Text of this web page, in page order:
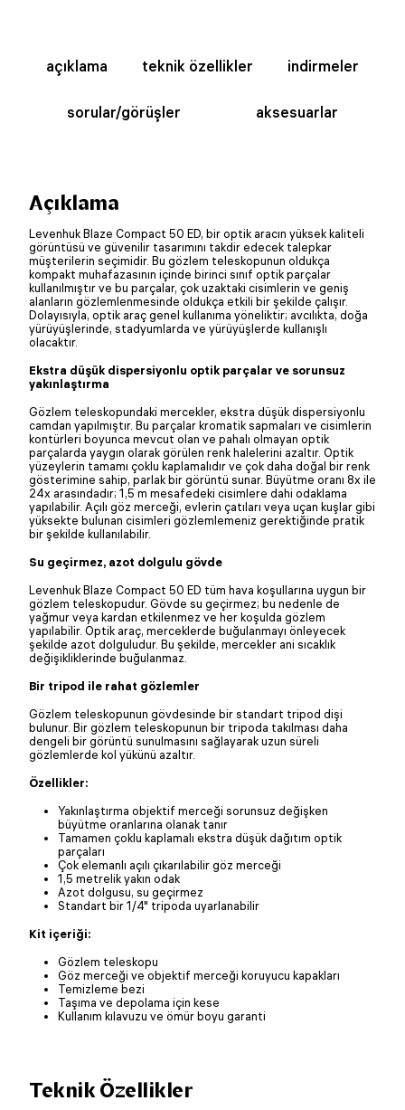
açıklama teknik özellikler indirmeler
sorular/görüşler aksesuarlar
Açıklama
Levenhuk Blaze Compact 50 ED, bir optik aracın yüksek kaliteli
görüntüsü ve güvenilir tasarımını takdir edecek talepkar
müşterilerin seçimidir. Bu gözlem teleskopunun oldukça
kompakt muhafazasının içinde birinci sınıf optik parçalar
kullanılmıştır ve bu parçalar, çok uzaktaki cisimlerin ve geniş
alanların gözlemlenmesinde oldukça etkili bir şekilde çalışır.
Dolayısıyla, optik araç genel kullanıma yöneliktir; avcılıkta, doğa
yürüyüşlerinde, stadyumlarda ve yürüyüşlerde kullanışlı
olacaktır.
Ekstra düşük dispersiyonlu optik parçalar ve sorunsuz
yakınlaştırma
Gözlem teleskopundaki mercekler, ekstra düşük dispersiyonlu
camdan yapılmıştır. Bu parçalar kromatik sapmaları ve cisimlerin
kontürleri boyunca mevcut olan ve pahalı olmayan optik
parçalarda yaygın olarak görülen renk halelerini azaltır. Optik
yüzeylerin tamamı çoklu kaplamalıdır ve çok daha doğal bir renk
gösterimine sahip, parlak bir görüntü sunar. Büyütme oranı 8x ile
24x arasındadır; 1,5 m mesafedeki cisimlere dahi odaklama
yapılabilir. Açılı göz merceği, evlerin çatıları veya uçan kuşlar gibi
yüksekte bulunan cisimleri gözlemlemeniz gerektiğinde pratik
bir şekilde kullanılabilir.
Su geçirmez, azot dolgulu gövde
Levenhuk Blaze Compact 50 ED tüm hava koşullarına uygun bir
gözlem teleskopudur. Gövde su geçirmez; bu nedenle de
yağmur veya kardan etkilenmez ve her koşulda gözlem
yapılabilir. Optik araç, merceklerde buğulanmayı önleyecek
şekilde azot dolguludur. Bu şekilde, mercekler ani sıcaklık
değişikliklerinde buğulanmaz.
Bir tripod ile rahat gözlemler
Gözlem teleskopunun gövdesinde bir standart tripod dişi
bulunur. Bir gözlem teleskopunun bir tripoda takılması daha
dengeli bir görüntü sunulmasını sağlayarak uzun süreli
gözlemlerde kol yükünü azaltır.
Özellikler:
Yakınlaştırma objektif merceği sorunsuz değişken
büyütme oranlarına olanak tanır
Tamamen çoklu kaplamalı ekstra düşük dağıtım optik
parçaları
Çok elemanlı açılı çıkarılabilir göz merceği
1,5 metrelik yakın odak
Azot dolgusu, su geçirmez
Standart bir 1/4" tripoda uyarlanabilir
Kit içeriği:
Gözlem teleskopu
Göz merceği ve objektif merceği koruyucu kapakları
Temizleme bezi
Taşıma ve depolama için kese
Kullanım kılavuzu ve ömür boyu garanti
Teknik Özellikler